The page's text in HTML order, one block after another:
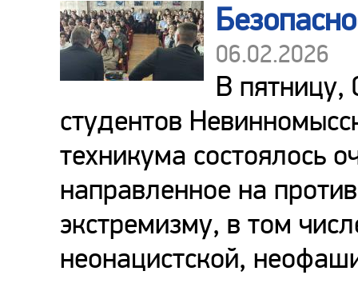
06.02.2026
В пятницу,
студентов
техникума состоялось
направленное на
экстремизму, в том
неонацистской,